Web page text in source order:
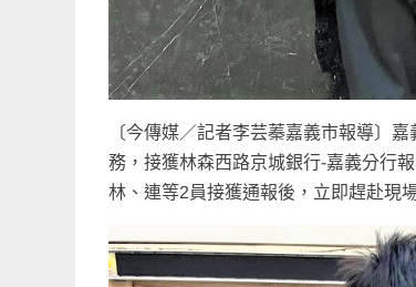
〔今傳媒／記者李芸蓁嘉義市報導〕
務，接獲林森西路京城銀行-嘉義分行
林、連等2員接獲通報後，立即趕赴現